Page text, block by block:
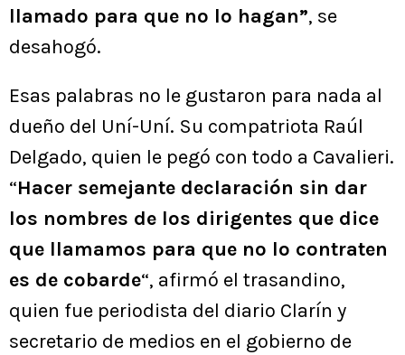
llamado para que no lo hagan”, se
desahogó.
Esas palabras no le gustaron para nada al
dueño del Uní-Uní. Su compatriota Raúl
Delgado, quien le pegó con todo a Cavalieri.
“Hacer semejante declaración sin dar
los nombres de los dirigentes que dice
que llamamos para que no lo contraten
es de cobarde“, afirmó el trasandino,
quien fue periodista del diario Clarín y
secretario de medios en el gobierno de